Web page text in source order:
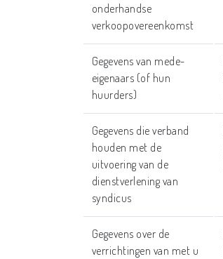
onderhandse
verkoopovereenkomst
Gegevens van mede-
eigenaars (of hun
huurders)
Gegevens die verband
houden met de
uitvoering van de
dienstverlening van
syndicus
Gegevens over de
verrichtingen van met u